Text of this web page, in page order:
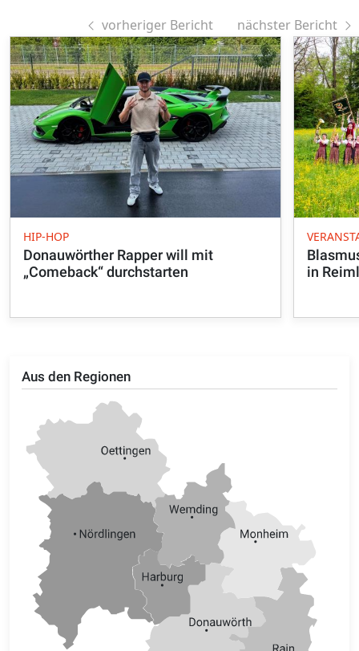
Aus den Regionen
vorheriger Bericht nächster Bericht
HIP-HOP
Donauwörther Rapper will mit
„Comeback“ durchstarten
in